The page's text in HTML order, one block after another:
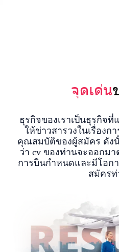
จุดเด่น
ธุรกิจของเราเป็นธุรกิจที่
ให้ข่าวสารวงในเรื่องก
คุณสมบัติของผู้สมัคร ดัง
ว่า cv ของท่านจะออกม
การบินกำหนดและมีโอก
สมัคร